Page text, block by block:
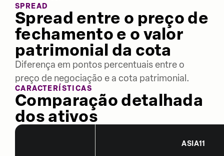
SPREAD
Spread entre o preço de
fechamento e o valor
patrimonial da cota
Diferença em pontos percentuais entre o
preço de negociação e a cota patrimonial.
CARACTERÍSTICAS
Comparação detalhada
dos ativos
ASIA11